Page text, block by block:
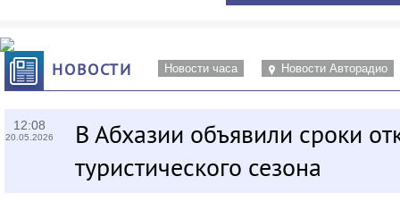
НОВОСТИ Новости часа Новости Авторадио
12:08
20.05.2026
В Абхазии объявили сроки
туристического сезона